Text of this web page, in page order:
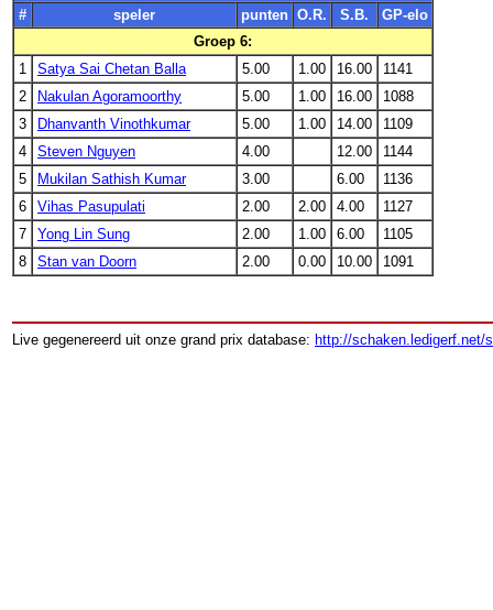
#
speler punten O.R. S.B.
GP-elo
Groep 6:
1
Satya Sai Chetan Balla 5.00 1.00 16.00
1141
2
Nakulan Agoramoorthy 5.00 1.00 16.00
1088
3
Dhanvanth Vinothkumar 5.00 1.00 14.00
1109
4
Steven Nguyen 4.00 12.00
1144
5
Mukilan Sathish Kumar 3.00 6.00
1136
6
Vihas Pasupulati 2.00 2.00 4.00
1127
7
Yong Lin Sung 2.00 1.00 6.00
1105
8
Stan van Doorn 2.00 0.00 10.00 1091
Live gegenereerd uit onze grand prix database: http://schaken.ledigerf.net/